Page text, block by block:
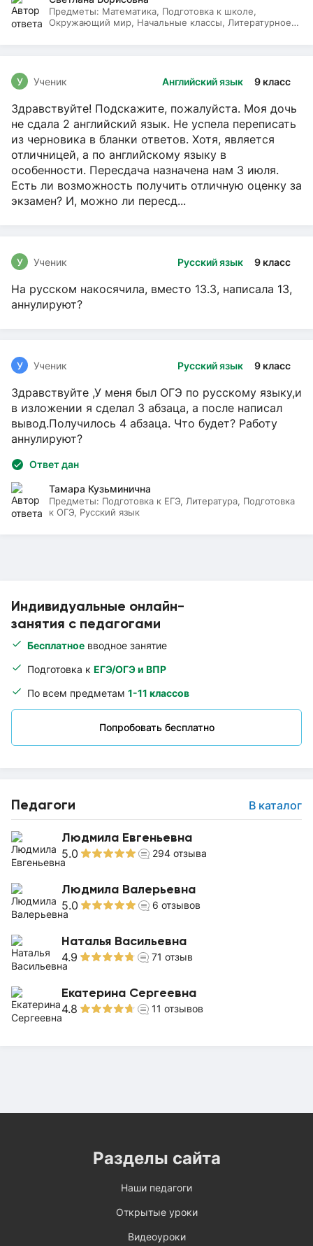
Индивидуальные онлайн-
занятия с педагогами
Бесплатное вводное занятие
Подготовка к ЕГЭ/ОГЭ и ВПР
По всем предметам 1-11 классов
Попробовать бесплатно
Педагоги В каталог
Людмила Евгеньевна
5.0 294 отзыва
Людмила Валерьевна
5.0 6 отзывов
Наталья Васильевна
4.9 71 отзыв
Екатерина Сергеевна
4.8 11 отзывов
Предметы: Математика, Подготовка к школе,
Окружающий мир, Начальные классы, Литературное
Английский язык 9 класс
У Ученик
Здравствуйте! Подскажите, пожалуйста. Моя дочь
не сдала 2 английский язык. Не успела переписать
из черновика в бланки ответов. Хотя, является
отличницей, а по английскому языку в
особенности. Пересдача назначена нам 3 июля.
Есть ли возможность получить отличную оценку за
экзамен? И, можно ли пересд...
Русский язык 9 класс
У Ученик
На русском накосячила, вместо 13.3, написала 13,
аннулируют?
Русский язык 9 класс
У Ученик
Здравствуйте ,У меня был ОГЭ по русскому языку,и
в изложении я сделал 3 абзаца, а после написал
вывод.Получилось 4 абзаца. Что будет? Работу
аннулируют?
Ответ дан
Тамара Кузьминична
Предметы: Подготовка к ЕГЭ, Литература, Подготовка
к ОГЭ, Русский язык
Разделы сайта
Наши педагоги
Открытые уроки
Видеоуроки